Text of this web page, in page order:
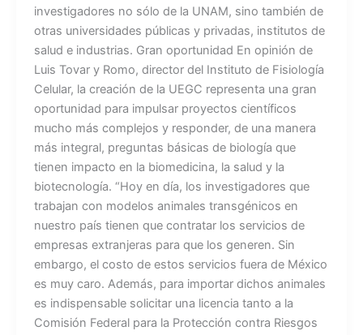
investigadores no sólo de la UNAM, sino también de
otras universidades públicas y privadas, institutos de
salud e industrias. Gran oportunidad En opinión de
Luis Tovar y Romo, director del Instituto de Fisiología
Celular, la creación de la UEGC representa una gran
oportunidad para impulsar proyectos científicos
mucho más complejos y responder, de una manera
más integral, preguntas básicas de biología que
tienen impacto en la biomedicina, la salud y la
biotecnología. “Hoy en día, los investigadores que
trabajan con modelos animales transgénicos en
nuestro país tienen que contratar los servicios de
empresas extranjeras para que los generen. Sin
embargo, el costo de estos servicios fuera de México
es muy caro. Además, para importar dichos animales
es indispensable solicitar una licencia tanto a la
Comisión Federal para la Protección contra Riesgos